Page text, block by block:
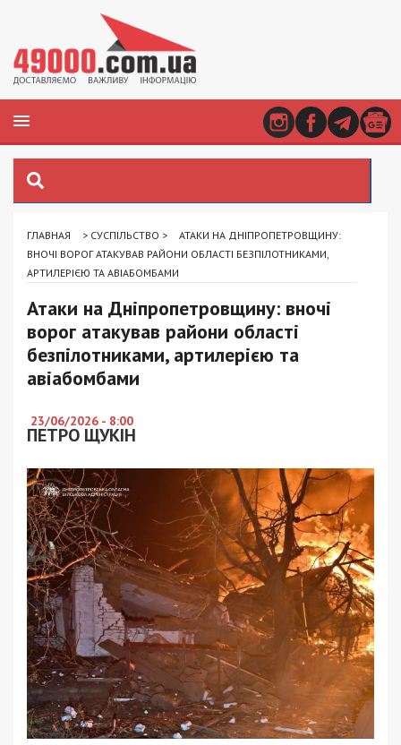
ГЛАВНАЯ > СУСПІЛЬСТВО >
АТАКИ НА ДНІПРОПЕТРОВЩИНУ:
ВНОЧІ ВОРОГ АТАКУВАВ РАЙОНИ ОБЛАСТІ БЕЗПІЛОТНИКАМИ,
АРТИЛЕРІЄЮ ТА АВІАБОМБАМИ
Атаки на Дніпропетровщину: вночі
ворог атакував райони області
безпілотниками, артилерією та
авіабомбами
23/06/2026 - 8:00
ПЕТРО ЩУКІН